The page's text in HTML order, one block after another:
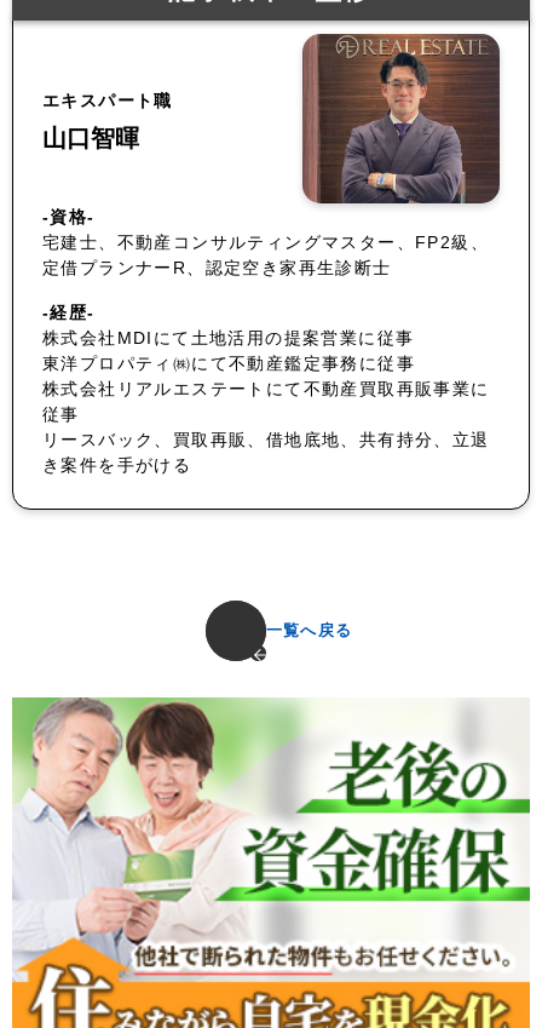
エキスパート職
山口智暉
-資格-
宅建士、不動産コンサルティングマスター、FP2級、
定借プランナーR、認定空き家再生診断士
-経歴-
株式会社MDIにて土地活用の提案営業に従事
東洋プロパティ㈱にて不動産鑑定事務に従事
株式会社リアルエステートにて不動産買取再販事業に
従事
リースバック、買取再販、借地底地、共有持分、立退
き案件を手がける
一覧へ戻る